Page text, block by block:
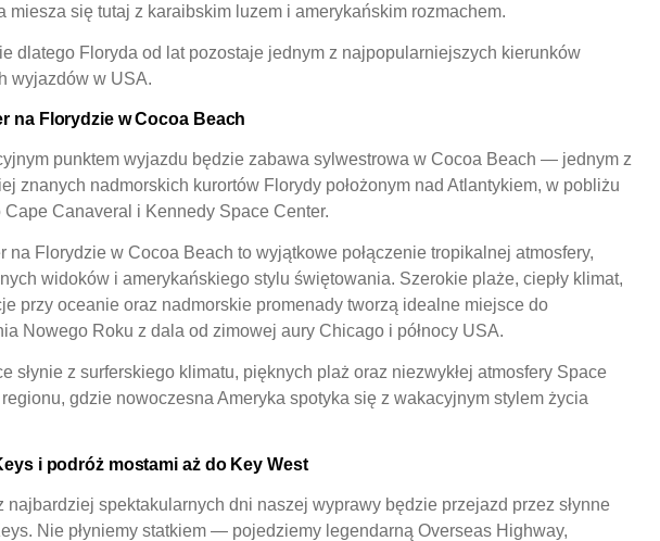
miesza się tutaj z karaibskim luzem i amerykańskim rozmachem.
dlatego Floryda od lat pozostaje jednym z najpopularniejszych kierunków
wyjazdów w USA.
na Florydzie w Cocoa Beach
punktem wyjazdu będzie zabawa sylwestrowa w Cocoa Beach — jednym z
znanych nadmorskich kurortów Florydy położonym nad Atlantykiem, w pobliżu
Cape Canaveral i Kennedy Space Center.
na Florydzie w Cocoa Beach to wyjątkowe połączenie tropikalnej atmosfery,
widoków i amerykańskiego stylu świętowania. Szerokie plaże, ciepły klimat,
przy oceanie oraz nadmorskie promenady tworzą idealne miejsce do
Nowego Roku z dala od zimowej aury Chicago i północy USA.
słynie z surferskiego klimatu, pięknych plaż oraz niezwykłej atmosfery Space
gdzie nowoczesna Ameryka spotyka się z wakacyjnym stylem życia
i podróż mostami aż do Key West
najbardziej spektakularnych dni naszej wyprawy będzie przejazd przez słynne
Nie płyniemy statkiem — pojedziemy legendarną Overseas Highway,